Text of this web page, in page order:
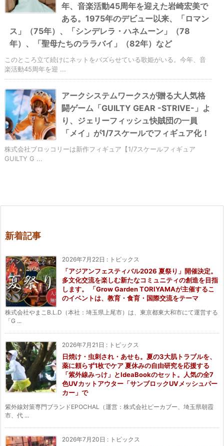
年、音楽活動45周年を迎えた岩崎宏美で
ある。1975年のデビュー以来、「ロマン
ス」（75年）、「シンデレラ・ハネムーン」（78
年）、「聖母たちのララバイ」（82年）など
このところ立て続けにネットをバズらせている歌姫がいる。今年、音
楽活動45周年を迎 ...
アークシステムワークスが贈る大人気格
闘ゲーム「GUILTY GEAR -STRIVE-」よ
り、ジェリーフィッシュ快賊団の一員
「メイ」が1/7スケールでフィギュア化！
株式会社ブロッコリーは新作フィギュア【1/7スケールフィギュア
GUILTY G ...
新着記事
2026年7月22日 : トピックス
「アジアンフェスティバル2026 夏祭り」開催決定。
多文化交流を楽しむ新たなコミュニティの創造を目指
します。 「Grow Garden TORIYAMAが主催するこ
のイベントは、教育・食育・国際交流をテーマ
株式会社やまこB.L.D（本社：埼玉県上尾市）は、東京都東大和市にて運営する
「G ...
2026年7月21日 : トピックス
日焼け・虫刺され・あせも。夏の3大肌トラブルを、
薬に頼らず1枚でケア 夏休みの自由研究を応援する
「紫外線みっけ」とIdeaBookのセット。人気の全7
色UVカットアウター「サンブロックUVメッシュパー
カー」で
紫外線対策専門ブランドEPOCHAL（運営：株式会社ピーカブー、埼玉県朝霞
市、代 ...
2026年7月20日 : トピックス